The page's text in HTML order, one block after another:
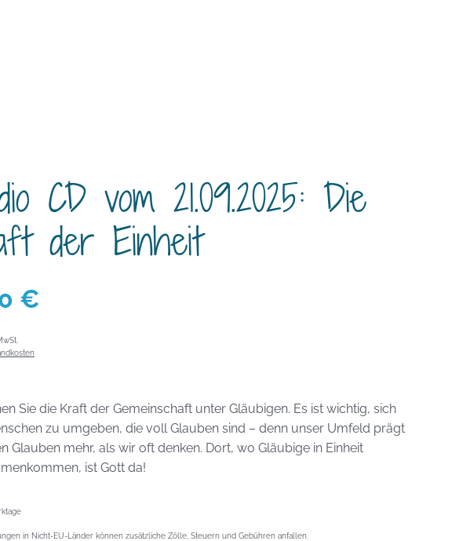
CD vom 21.09.2025: Die
der Einheit
€
Sie die Kraft der Gemeinschaft unter Gläubigen. Es ist wichtig, sich
zu umgeben, die voll Glauben sind – denn unser Umfeld prägt
Glauben mehr, als wir oft denken. Dort, wo Gläubige in Einheit
ist Gott da!
in Nicht-EU-Länder können zusätzliche Zölle, Steuern und Gebühren anfallen.